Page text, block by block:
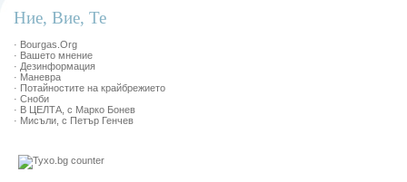
Ние, Вие, Те
· Bourgas.Org
· Вашето мнение
· Дезинформация
· Маневра
· Потайностите на крайбрежието
· Сноби
· В ЦЕЛТА, с Марко Бонев
· Мисъли, с Петър Генчев